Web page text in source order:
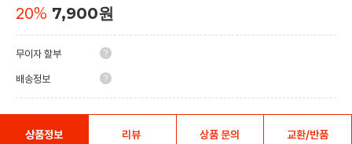
20% 7,900원
무이자 할부
배송정보
상품정보 리뷰 상품 문의 교환/반품